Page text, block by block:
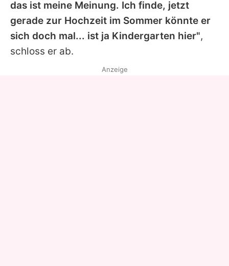
das ist meine Meinung. Ich finde, jetzt
gerade zur Hochzeit im Sommer könnte er
sich doch mal... ist ja Kindergarten hier",
schloss er ab.
Anzeige